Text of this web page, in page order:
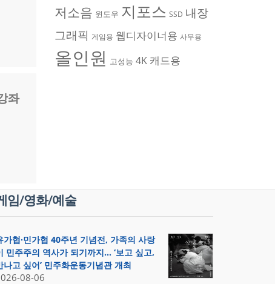
좌
저소음 윈도우 지포스 SSD 내장
그래픽 게임용 웹디자이너용 사무용
올인원 고성능 4K 캐드용
임/영화/예술
가협·민가협 40주년 기념전, 가족의 사랑
민주주의 역사가 되기까지… ‘보고 싶고,
나고 싶어’ 민주화운동기념관 개최
08-06